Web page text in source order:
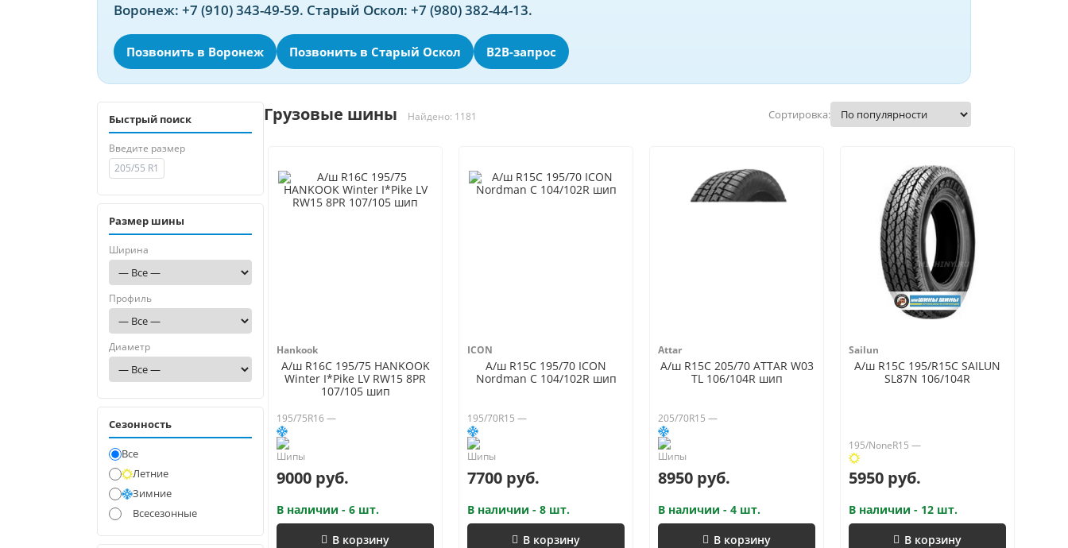
Воронеж: +7 (910) 343-49-59. Старый Оскол: +7 (980) 382-44-13.
Позвонить в Воронеж Позвонить в Старый Оскол B2B-запрос
Быстрый поиск
Введите размер
Размер шины
Ширина
Профиль
Диаметр
Сезонность
Все
Летние
Зимние
Всесезонные
Грузовые шины Найдено: 1181 Сортировка:
Hankook
А/ш R16C 195/75 HANKOOK
Winter I*Pike LV RW15 8PR
107/105 шип
195/75R16 —
9000 руб.
В наличии - 6 шт.
В корзину
ICON
А/ш R15C 195/70 ICON
Nordman C 104/102R шип
195/70R15 —
7700 руб.
В наличии - 8 шт.
В корзину
Attar
А/ш R15C 205/70 ATTAR W03
TL 106/104R шип
205/70R15 —
8950 руб.
В наличии - 4 шт.
В корзину
Sailun
А/ш R15C 195/R15C SAILUN
SL87N 106/104R
195/NoneR15 —
5950 руб.
В наличии - 12 шт.
В корзину